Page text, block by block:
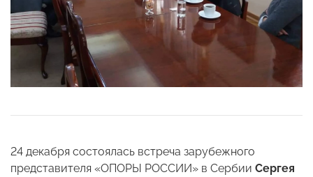
24 декабря состоялась встреча зарубежного
представителя «ОПОРЫ РОССИИ» в Сербии Сергея